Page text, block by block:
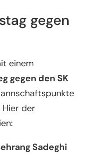
gegen
einem
gegen den SK
der
Sadeghi